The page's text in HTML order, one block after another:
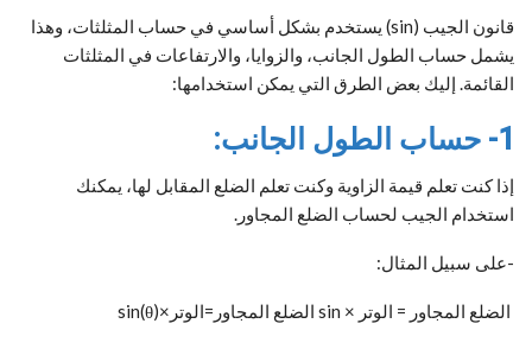
قانون الجيب (sin) يستخدم بشكل أساسي في حساب المثلثات، وهذا
يشمل حساب الطول الجانب، والزوايا، والارتفاعات في المثلثات
القائمة. إليك بعض الطرق التي يمكن استخدامها:
1- حساب الطول الجانب:
إذا كنت تعلم قيمة الزاوية وكنت تعلم الضلع المقابل لها، يمكنك
استخدام الجيب لحساب الضلع المجاور.
-على سبيل المثال:
الضلع المجاور = الوتر × sin الضلع المجاور=الوتر×sin(θ)